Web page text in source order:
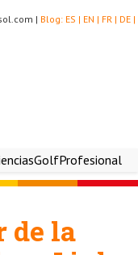
DE |
FR |
EN |
ES |
Blog:
|
GolfProfesional
de la